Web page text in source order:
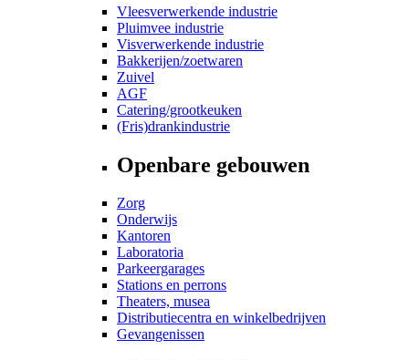
Vleesverwerkende industrie
Pluimvee industrie
Visverwerkende industrie
Bakkerijen/zoetwaren
Zuivel
AGF
Catering/grootkeuken
(Fris)drankindustrie
Openbare gebouwen
Zorg
Onderwijs
Kantoren
Laboratoria
Parkeergarages
Stations en perrons
Theaters, musea
Distributiecentra en winkelbedrijven
Gevangenissen